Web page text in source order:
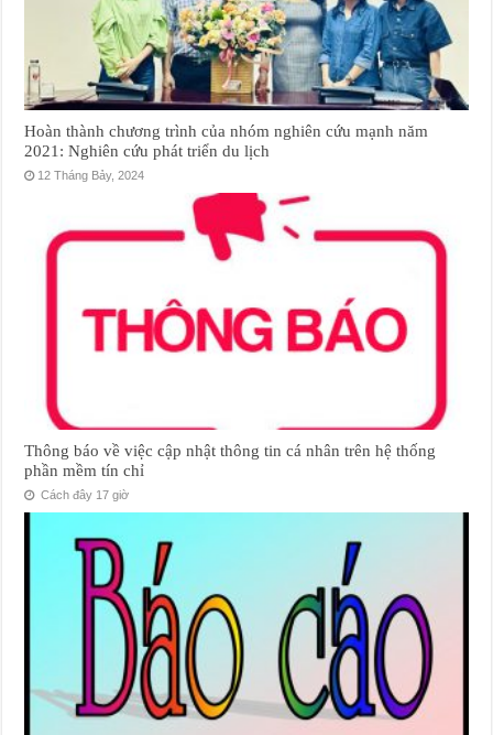
Hoàn thành chương trình của nhóm nghiên cứu mạnh năm
2021: Nghiên cứu phát triển du lịch
12 Tháng Bảy, 2024
Thông báo về việc cập nhật thông tin cá nhân trên hệ thống
phần mềm tín chỉ
Cách đây 17 giờ